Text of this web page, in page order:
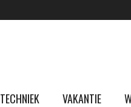
TECHNIEK VAKANTIE